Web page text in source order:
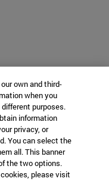
own and third-
when you
purposes.
information
privacy, or
You can select the
all. This banner
the two options.
please visit